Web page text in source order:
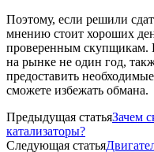
Поэтому, если решили
мнению стоит хороших
проверенным скупщикам.
на рынке не один год,
предоставить
сможете избежать обмана.
Предыдущая статьяЗачем
катализаторы?
Следующая статья